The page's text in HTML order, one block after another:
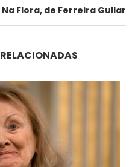
Flora, de Ferreira Gullar